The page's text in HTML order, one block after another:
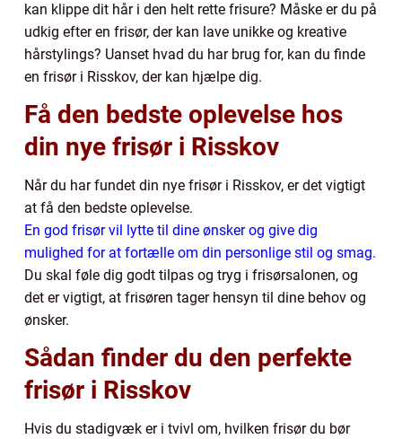
kan klippe dit hår i den helt rette frisure? Måske er du på
udkig efter en frisør, der kan lave unikke og kreative
hårstylings? Uanset hvad du har brug for, kan du finde
en frisør i Risskov, der kan hjælpe dig.
Få den bedste oplevelse hos
din nye frisør i Risskov
Når du har fundet din nye frisør i Risskov, er det vigtigt
at få den bedste oplevelse.
En god frisør vil lytte til dine ønsker og give dig
mulighed for at fortælle om din personlige stil og smag.
Du skal føle dig godt tilpas og tryg i frisørsalonen, og
det er vigtigt, at frisøren tager hensyn til dine behov og
ønsker.
Sådan finder du den perfekte
frisør i Risskov
Hvis du stadigvæk er i tvivl om, hvilken frisør du bør